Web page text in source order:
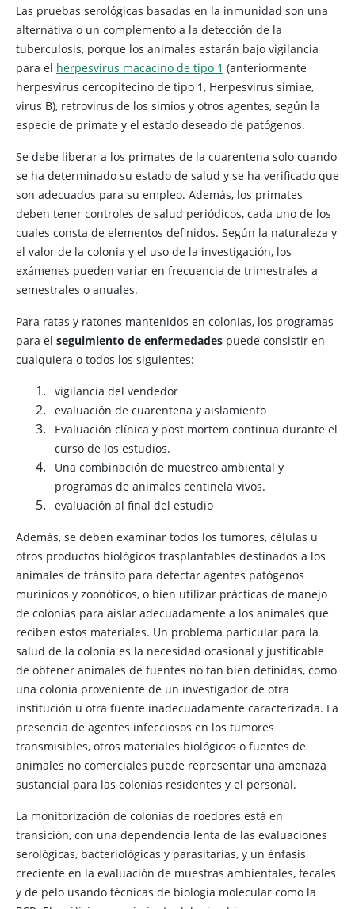
Las pruebas serológicas basadas en la inmunidad son una
alternativa o un complemento a la detección de la
tuberculosis, porque los animales estarán bajo vigilancia
para el herpesvirus macacino de tipo 1 (anteriormente
herpesvirus cercopitecino de tipo 1, Herpesvirus simiae,
virus B), retrovirus de los simios y otros agentes, según la
especie de primate y el estado deseado de patógenos.
Se debe liberar a los primates de la cuarentena solo cuando
se ha determinado su estado de salud y se ha verificado que
son adecuados para su empleo. Además, los primates
deben tener controles de salud periódicos, cada uno de los
cuales consta de elementos definidos. Según la naturaleza y
el valor de la colonia y el uso de la investigación, los
exámenes pueden variar en frecuencia de trimestrales a
semestrales o anuales.
Para ratas y ratones mantenidos en colonias, los programas
para el seguimiento de enfermedades puede consistir en
cualquiera o todos los siguientes:
vigilancia del vendedor
evaluación de cuarentena y aislamiento
Evaluación clínica y post mortem continua durante el
curso de los estudios.
Una combinación de muestreo ambiental y
programas de animales centinela vivos.
evaluación al final del estudio
Además, se deben examinar todos los tumores, células u
otros productos biológicos trasplantables destinados a los
animales de tránsito para detectar agentes patógenos
murínicos y zoonóticos, o bien utilizar prácticas de manejo
de colonias para aislar adecuadamente a los animales que
reciben estos materiales. Un problema particular para la
salud de la colonia es la necesidad ocasional y justificable
de obtener animales de fuentes no tan bien definidas, como
una colonia proveniente de un investigador de otra
institución u otra fuente inadecuadamente caracterizada. La
presencia de agentes infecciosos en los tumores
transmisibles, otros materiales biológicos o fuentes de
animales no comerciales puede representar una amenaza
sustancial para las colonias residentes y el personal.
La monitorización de colonias de roedores está en
transición, con una dependencia lenta de las evaluaciones
serológicas, bacteriológicas y parasitarias, y un énfasis
creciente en la evaluación de muestras ambientales, fecales
y de pelo usando técnicas de biología molecular como la